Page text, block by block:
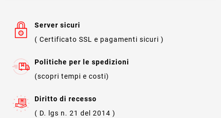
Server sicuri
( Certificato SSL e pagamenti sicuri )
Politiche per le spedizioni
(scopri tempi e costi)
Diritto di recesso
( D. lgs n. 21 del 2014 )